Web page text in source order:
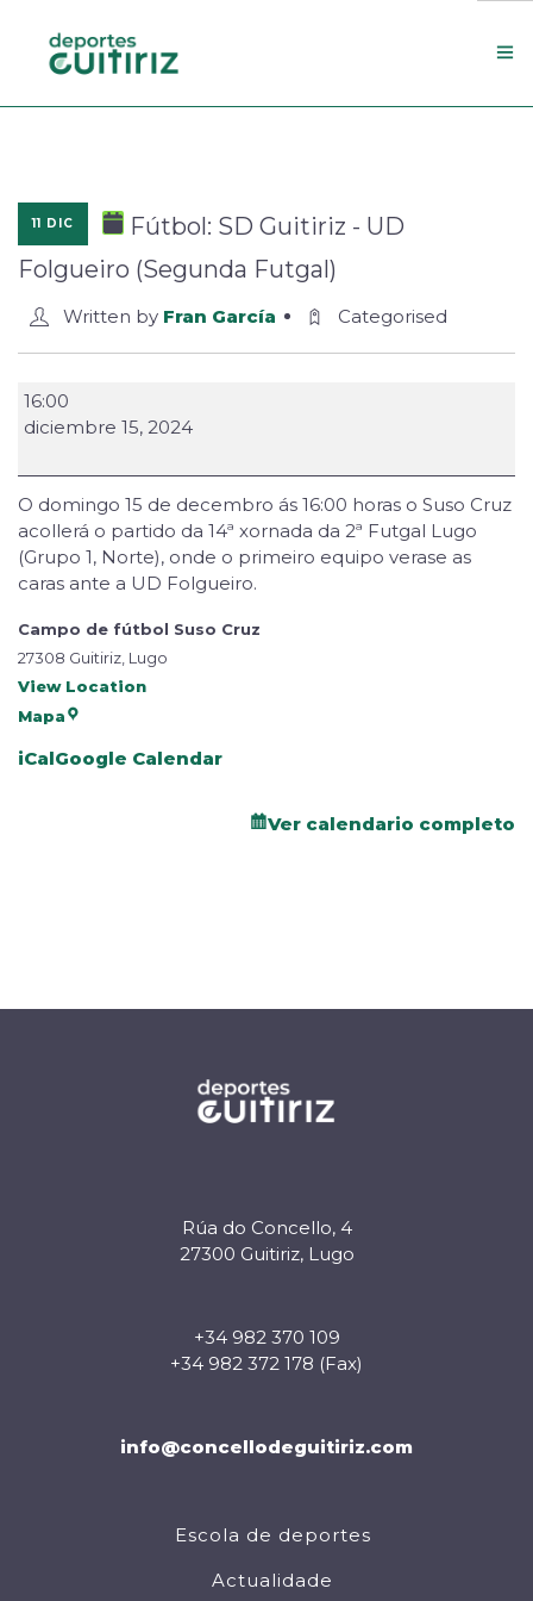
Actualidade
Contacto
Concello
11 DIC
Fútbol: SD Guitiriz - UD
Folgueiro (Segunda Futgal)
Written by Fran García Categorised
16:00
diciembre 15, 2024
O domingo 15 de decembro ás 16:00 horas o Suso Cruz
acollerá o partido da 14ª xornada da 2ª Futgal Lugo
(Grupo 1, Norte), onde o primeiro equipo verase as
caras ante a UD Folgueiro.
Campo de fútbol Suso Cruz
27308 Guitiriz, Lugo
View Location
Mapa
iCalGoogle Calendar
Ver calendario completo
Rúa do Concello, 4
27300 Guitiriz, Lugo
+34 982 370 109
+34 982 372 178 (Fax)
info@concellodeguitiriz.com
Escola de deportes
Actualidade